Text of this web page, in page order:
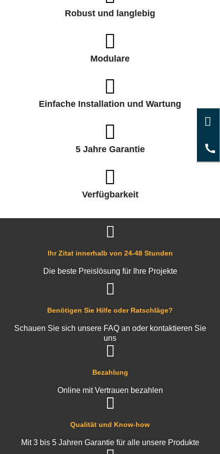
Robust und langlebig
Modulare
Einfache Installation und Wartung
5 Jahre Garantie
Verfügbarkeit
Qualität und Know-how
Mit 3 bis 5 Jahren Garantie für alle unsere Produkte
Bezahlung
Online mit Vertrauen bezahlen
Benötigen Sie Hilfe oder Ratschläge?
Schauen Sie sich unsere FAQ an oder kontaktieren Sie
uns
Ihr Zitat innerhalb von 24-48 Stunden
Die beste Preislösung für Ihre Projekte